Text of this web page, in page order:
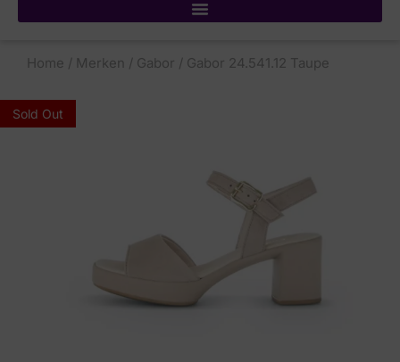
Home / Merken / Gabor / Gabor 24.541.12 Taupe
Sold Out